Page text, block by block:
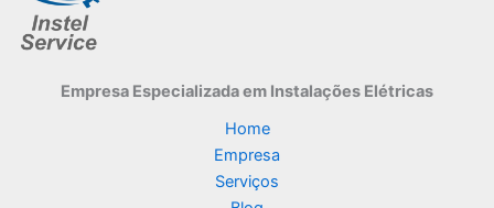
Empresa Especializadaem Instalações Elétricas
Home
Empresa
Serviços